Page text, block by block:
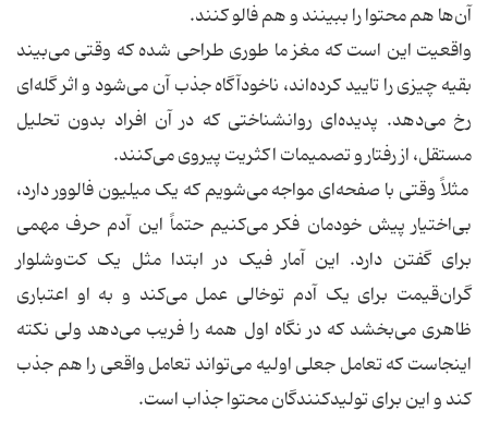
آن‌ها هم محتوا را ببینند و هم فالو کنند.
واقعیت این است که مغز ما طوری طراحی شده که وقتی می‌بیند
بقیه چیزی را تایید کرده‌اند، ناخودآگاه جذب آن می‌شود و اثر گله‌ای
رخ می‌دهد. پدیده‌ای روانشناختی که در آن افراد بدون تحلیل
مستقل، از رفتار و تصمیمات اکثریت پیروی می‌کنند.
مثلاً وقتی با صفحه‌ای مواجه می‌شویم که یک میلیون فالوور دارد،
بی‌اختیار پیش خودمان فکر می‌کنیم حتماً این آدم حرف مهمی
برای گفتن دارد. این آمار فیک در ابتدا مثل یک کت‌وشلوار
گران‌قیمت برای یک آدم توخالی عمل می‌کند و به او اعتباری
ظاهری می‌بخشد که در نگاه اول همه را فریب می‌دهد ولی نکته
اینجاست که تعامل جعلی اولیه می‌تواند تعامل واقعی را هم جذب
کند و این برای تولیدکنندگان محتوا جذاب است.